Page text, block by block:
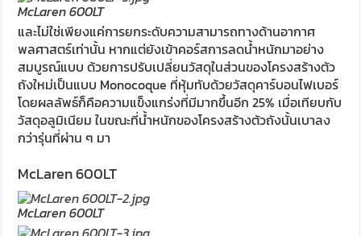
McLaren 600LT
และไม่ใช่เพียงแค่การยกระดับความสามารถทางด้านอากาศ
พลศาสตร์เท่านั้น หากแต่ยังเข้าคอร์สการลดน้ำหนักมาอย่าง
สมบูรณ์แบบ ด้วยการปรับเปลี่ยนวัสดุในส่วนของโครงสร้างตัว
ถังใหม่เป็นแบบ Monocoque ที่หุ้มทับด้วยวัสดุคาร์บอนไฟเบอร์
โดยผลลัพธ์ก็คือความแข็งแกร่งที่มีมากขึ้นอีก 25% เมื่อเทียบกับ
วัสดุอลูมิเนียม ในขณะที่น้ำหนักของโครงสร้างตัวถังนั้นเบาลง
กว่ารุ่นที่ผ่าน ๆ มา
McLaren 600LT
McLaren 600LT